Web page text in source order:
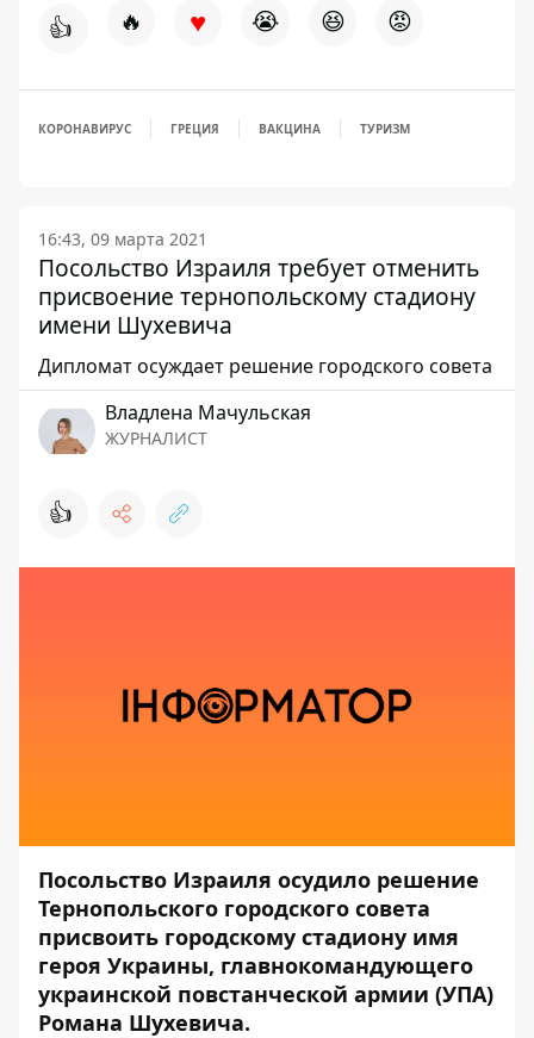
👍 🔥 ♥ 😭 😆 😡
КОРОНАВИРУС ГРЕЦИЯ ВАКЦИНА ТУРИЗМ
16:43, 09 марта 2021
Посольство Израиля требует отменить
присвоение тернопольскому стадиону
имени Шухевича
Дипломат осуждает решение городского совета
Владлена Мачульская
ЖУРНАЛИСТ
👍
Посольство Израиля осудило решение
Тернопольского городского совета
присвоить городскому стадиону имя
героя Украины, главнокомандующего
украинской повстанческой армии (УПА)
Романа Шухевича.